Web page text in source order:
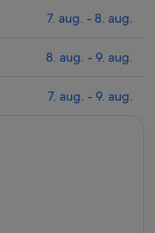
7. aug. - 8. aug.
8. aug. - 9. aug.
7. aug. - 9. aug.